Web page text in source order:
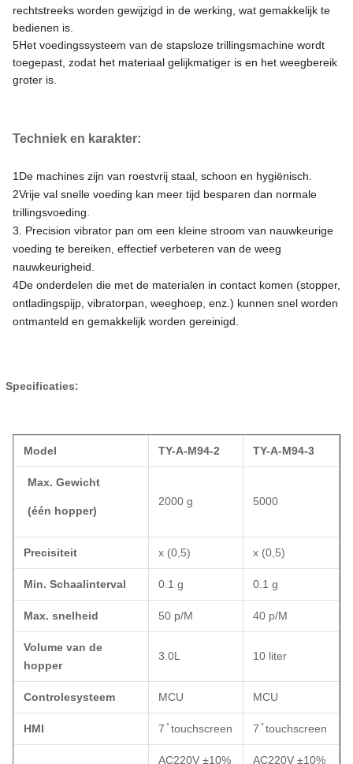
rechtstreeks worden gewijzigd in de werking, wat gemakkelijk te
bedienen is.
5Het voedingssysteem van de stapsloze trillingsmachine wordt
toegepast, zodat het materiaal gelijkmatiger is en het weegbereik
groter is.
Techniek en karakter:
1De machines zijn van roestvrij staal, schoon en hygiënisch.
2Vrije val snelle voeding kan meer tijd besparen dan normale
trillingsvoeding.
3. Precision vibrator pan om een kleine stroom van nauwkeurige
voeding te bereiken, effectief verbeteren van de weeg
nauwkeurigheid.
4De onderdelen die met de materialen in contact komen (stopper,
ontladingspijp, vibratorpan, weeghoep, enz.) kunnen snel worden
ontmanteld en gemakkelijk worden gereinigd.
Specificaties:
Model TY-A-M94-2 TY-A-M94-3
Max. Gewicht
(één hopper)
2000 g 5000
Precisiteit x (0,5) x (0,5)
Min. Schaalinterval 0.1 g 0.1 g
Max. snelheid 50 p/M 40 p/M
Volume van de
hopper
3.0L 10 liter
Controlesysteem MCU MCU
HMI 7 ̊ touchscreen 7 ̊ touchscreen
AC220V ±10% AC220V ±10%